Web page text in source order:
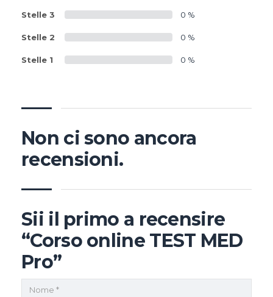
Stelle 3 0 %
Stelle 2 0 %
Stelle 1 0 %
Non ci sono ancora
recensioni.
Sii il primo a recensire
“Corso online TEST MED
Pro”